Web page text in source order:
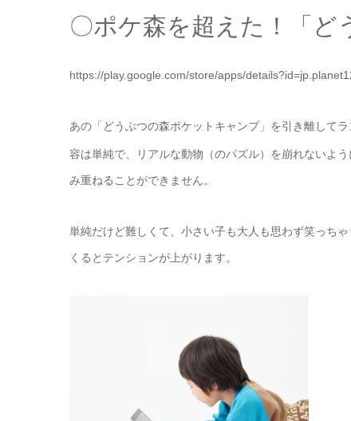
〇ポケ森を超えた！「ど
https://play.google.com/store/apps/
あの「どうぶつの森ポケットキャンプ」を引き離して
容は単純で、リアルな動物（のパズル）を崩れないよ
み重ねることができません。
単純だけど難しくて、小さい子も大人も思わず笑っち
くるとテンションが上がります。